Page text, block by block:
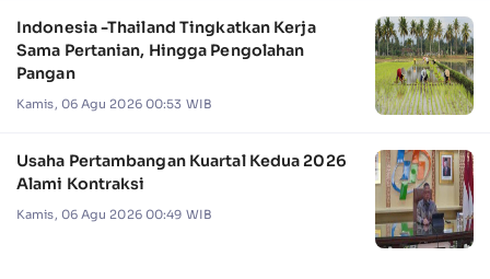
Indonesia -Thailand Tingkatkan Kerja
Sama Pertanian, Hingga Pengolahan
Pangan
Kamis, 06 Agu 2026 00:53 WIB
Usaha Pertambangan Kuartal Kedua 2026
Alami Kontraksi
Kamis, 06 Agu 2026 00:49 WIB